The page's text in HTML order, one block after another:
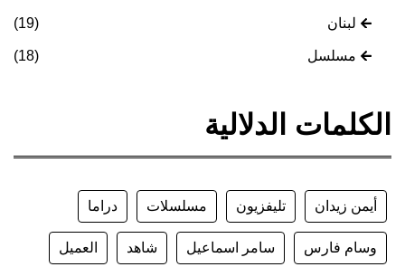
لبنان (19)
مسلسل (18)
الكلمات الدلالية
أيمن زيدان تليفزيون مسلسلات دراما
وسام فارس سامر اسماعيل شاهد العميل